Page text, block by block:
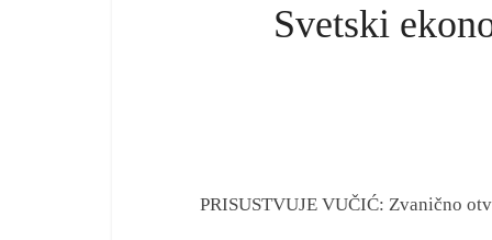
Svetski
PRISUSTVUJE VUČIĆ: Zvanično